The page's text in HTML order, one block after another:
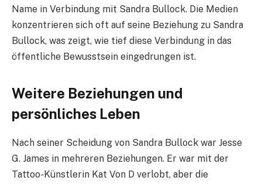
Name in Verbindung mit Sandra Bullock. Die Medien
konzentrieren sich oft auf seine Beziehung zu Sandra
Bullock, was zeigt, wie tief diese Verbindung in das
öffentliche Bewusstsein eingedrungen ist.
Weitere Beziehungen und
persönliches Leben
Nach seiner Scheidung von Sandra Bullock war Jesse
G. James in mehreren Beziehungen. Er war mit der
Tattoo-Künstlerin Kat Von D verlobt, aber die